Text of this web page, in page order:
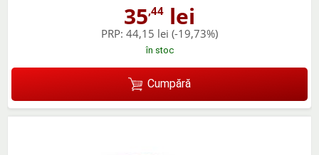
35,44 lei
PRP: 44,15 lei (-19,73%)
în stoc
Cumpără